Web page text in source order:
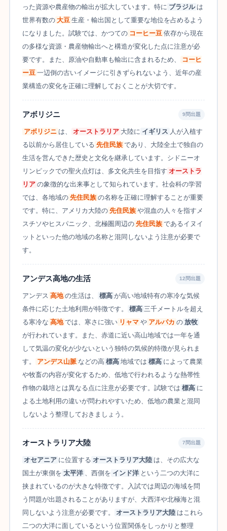
った資源や農産物の輸出が拡大しています。特に ブラジル は
世界有数の 大豆 生産・輸出国として重要な地位を占めるよう
になりました。試験では、かつての コーヒー豆 依存から現在
の多様な資源・農産物輸出へと構造が変化した点に注意が必
要です。また、原油や自動車も輸出に含まれるため、
コーヒ
ー豆 一辺倒の古いイメージに引きずられないよう、近年の産
業構造の変化を正確に理解しておくことが大切です。
アボリジニ 9問出題
アボリジニ は、 オーストラリア 大陸に イギリス 人が入植す
る以前から居住している 先住民族 であり、大陸全土で独自の
生活を営んできた歴史と文化を継承しています。シドニーオ
リンピックでの聖火点灯は、多文化共生を目指す オーストラ
リア の象徴的な出来事として知られています。社会科の学習
では、各地域の 先住民族 の名称を正確に理解することが重要
です。特に、アメリカ大陸の 先住民族 や混血の人々を指すメ
スチソやヒスパニック、北極圏周辺の 先住民族 であるイヌイ
ットといった他の地域の名称と混同しないよう注意が必要で
す。
アンデス高地の生活 12問出題
アンデス 高地 の生活は、 標高 が高い地域特有の寒冷な気候
条件に応じた土地利用が特徴です。
標高 三千メートルを超え
る寒冷な 高地 では、寒さに強い リャマ や アルパカ の 放牧
が行われています。また、赤道に近い高山地域では一年を通
して気温の変化が少ないという独特の気候的特徴が見られま
す。
アンデス山脈 などの高 標高 地域では 標高 によって農業
や牧畜の内容が変化するため、低地で行われるような熱帯性
作物の栽培とは異なる点に注意が必要です。試験では 標高 に
よる土地利用の違いが問われやすいため、低地の農業と混同
しないよう整理しておきましょう。
オーストラリア大陸 7問出題
オセアニア に位置する オーストラリア大陸 は、その広大な
国土が東側を 太平洋 、西側を インド洋 という二つの大洋に
挟まれているのが大きな特徴です。入試では周辺の海域を問
う問題が出題されることがありますが、大西洋や北極海と混
同しないよう注意が必要です。
オーストラリア大陸 はこれら
二つの大洋に面しているという位置関係をしっかりと整理